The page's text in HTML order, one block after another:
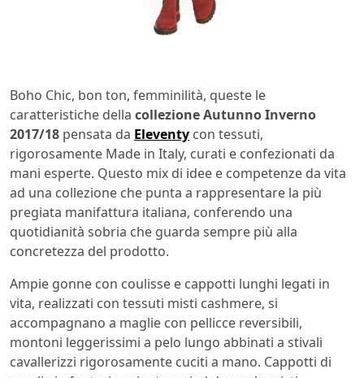
Boho Chic, bon ton, femminilità, queste le
caratteristiche della collezione Autunno Inverno
2017/18 pensata da Eleventy con tessuti,
rigorosamente Made in Italy, curati e confezionati da
mani esperte. Questo mix di idee e competenze da vita
ad una collezione che punta a rappresentare la più
pregiata manifattura italiana, conferendo una
quotidianità sobria che guarda sempre più alla
concretezza del prodotto.
Ampie gonne con coulisse e cappotti lunghi legati in
vita, realizzati con tessuti misti cashmere, si
accompagnano a maglie con pellicce reversibili,
montoni leggerissimi a pelo lungo abbinati a stivali
cavallerizzi rigorosamente cuciti a mano. Cappotti di